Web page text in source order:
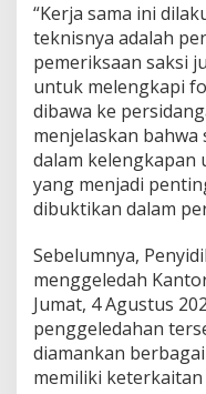
“Kerja sama ini
teknisnya adalah
pemeriksaan saksi
untuk melengkapi
dibawa ke
menjelaskan bahwa
dalam kelengkapan
yang menjadi
dibuktikan dalam
Sebelumnya,
menggeledah
Jumat, 4 Agustus
penggeledahan
diamankan
memiliki